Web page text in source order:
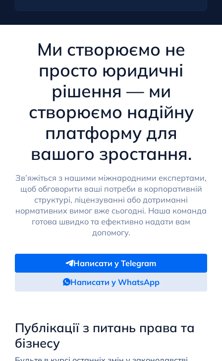
Ми створюємо не
просто юридичні
рішення — ми
створюємо надійну
платформу для
вашого зростання.
Зв’яжіться з нашими міжнародними експертами,
щоб обговорити ваші потреби в корпоративній
структурі, ліцензуванні або дотриманні
нормативних вимог вже сьогодні. Наша команда
готова швидко та ефективно надати вам
допомогу.
Написати у Telegram
Написати у WhatsApp
Публікації з питань права та
бізнесу